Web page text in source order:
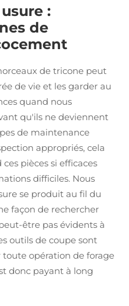
:
de
de tricone peut
de vie et les garder au
quand nous
qu'ils ne deviennent
de maintenance
appropriés, cela
pièces si efficaces
difficiles. Nous
se produit au fil du
façon de rechercher
être pas évidents à
outils de coupe sont
opération de forage
donc payant à long